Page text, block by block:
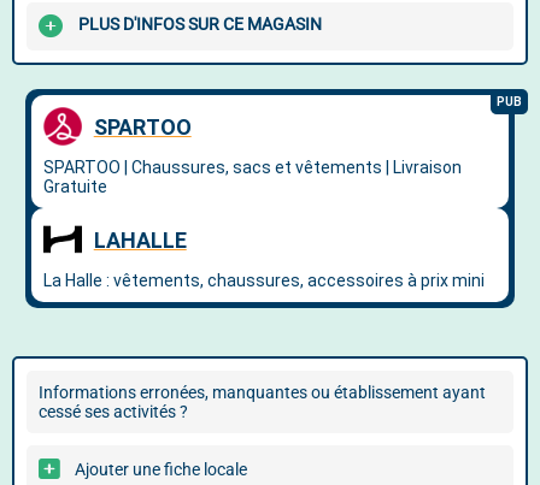
PLUS D'INFOS SUR CE MAGASIN
Informations erronées, manquantes ou établissement ayant
cessé ses activités ?
Ajouter une fiche locale